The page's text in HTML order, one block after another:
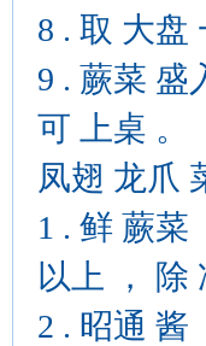
8 . 取 大盘
9 . 蕨菜 盛
可 上桌 。
凤翅 龙爪
1 . 鲜 蕨菜
以上 ， 除
2 . 昭通 酱